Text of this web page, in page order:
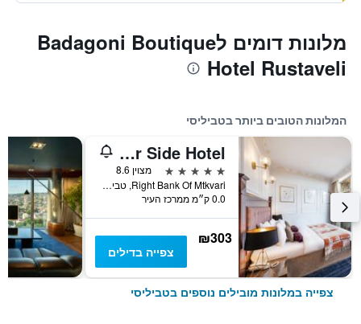
מלונות דומים לBadagoni Boutique
Hotel Rustaveli
המלונות הטובים ביותר בטביליסי
River Side Hotel
5 כוכבים
מצוין 8.6
Right Bank Of Mtkvari, טביליסי, גאורגיה
0.0 ק״מ ממרכז העיר
₪303
צפייה בדילים
צפייה במלונות מובילים נוספים בטביליסי